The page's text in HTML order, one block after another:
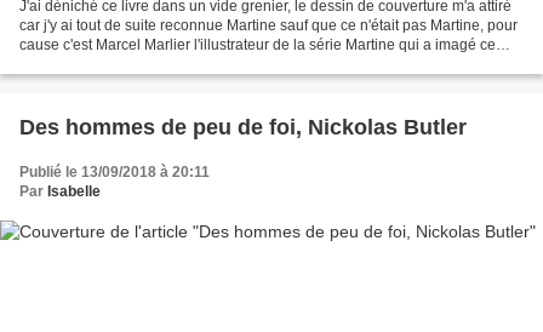
J'ai déniché ce livre dans un vide grenier, le dessin de couverture m'a attiré
car j'y ai tout de suite reconnue Martine sauf que ce n'était pas Martine, pour
cause c'est Marcel Marlier l'illustrateur de la série Martine qui a imagé ce
Des hommes de peu de foi, Nickolas Butler
Publié le 13/09/2018 à 20:11
Par Isabelle